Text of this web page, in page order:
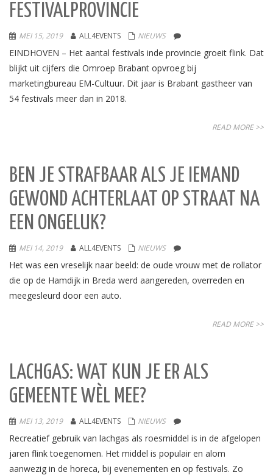
FESTIVALPROVINCIE
MEI 15, 2019 ALL4EVENTS NIEUWS
EINDHOVEN – Het aantal festivals inde provincie groeit flink. Dat
blijkt uit cijfers die Omroep Brabant opvroeg bij
marketingbureau EM-Cultuur. Dit jaar is Brabant gastheer van
54 festivals meer dan in 2018.
READ MORE >>
BEN JE STRAFBAAR ALS JE IEMAND
GEWOND ACHTERLAAT OP STRAAT NA
EEN ONGELUK?
MEI 14, 2019 ALL4EVENTS NIEUWS
Het was een vreselijk naar beeld: de oude vrouw met de rollator
die op de Hamdijk in Breda werd aangereden, overreden en
meegesleurd door een auto.
READ MORE >>
LACHGAS: WAT KUN JE ER ALS
GEMEENTE WÈL MEE?
MEI 13, 2019 ALL4EVENTS NIEUWS
Recreatief gebruik van lachgas als roesmiddel is in de afgelopen
jaren flink toegenomen. Het middel is populair en alom
aanwezig in de horeca, bij evenementen en op festivals. Zo